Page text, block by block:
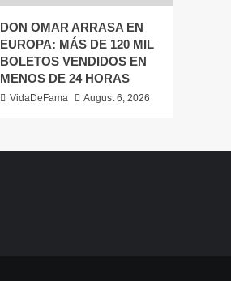
DON OMAR ARRASA EN
EUROPA: MÁS DE 120 MIL
BOLETOS VENDIDOS EN
MENOS DE 24 HORAS
VidaDeFama August 6, 2026